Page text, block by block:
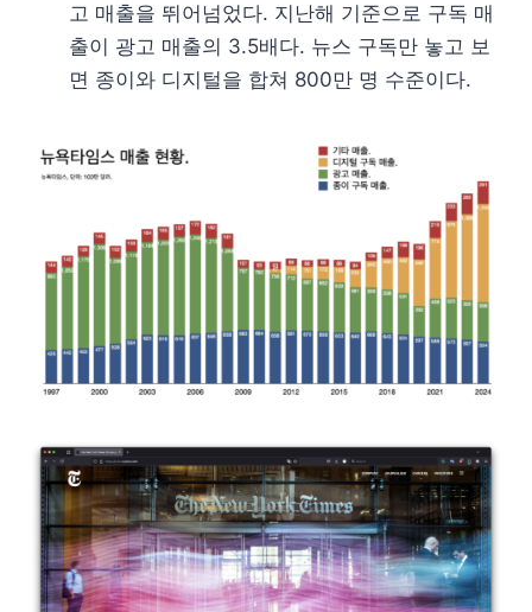
고 매출을 뛰어넘었다. 지난해 기준으로 구독 매
출이 광고 매출의 3.5배다. 뉴스 구독만 놓고 보
면 종이와 디지털을 합쳐 800만 명 수준이다.